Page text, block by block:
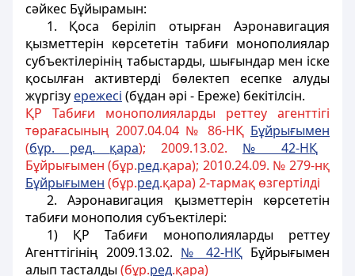
сәйкес Бұйырамын:
1. Қоса беріліп отырған Аэронавигация
қызметтерін көрсететін табиғи монополиялар
субъектілерінің табыстарды, шығындар мен іске
қосылған активтерді бөлектеп есепке алуды
жүргізу ережесі (бұдан әрі - Ереже) бекітілсін.
ҚР Табиғи монополияларды реттеу агенттігі
төрағасының 2007.04.04 № 86-НҚ Бұйрығымен
(бұр. ред. қара); 2009.13.02. № 42-НҚ
Бұйрығымен (бұр.ред.қара); 2010.24.09. № 279-нқ
Бұйрығымен (бұр.ред.қара) 2-тармақ өзгертілді
2. Аэронавигация қызметтерін көрсететін
табиғи монополия субъектілері:
1) ҚР Табиғи монополияларды реттеу
Агенттігінің 2009.13.02. № 42-НҚ Бұйрығымен
алып тасталды(бұр.ред.қара)